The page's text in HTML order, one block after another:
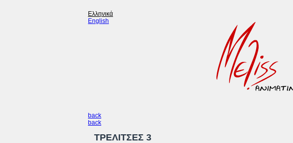
Ελληνικά
English
back
back
ΤΡΕΛΙΤΣΕΣ 3